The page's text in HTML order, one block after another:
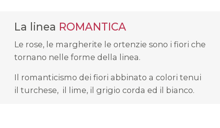
La linea ROMANTICA
Le rose, le margherite le ortenzie sono i fiori che
tornano nelle forme della linea.
Il romanticismo dei fiori abbinato a colori tenui
il turchese, il lime, il grigio corda ed il bianco.